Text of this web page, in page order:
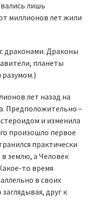
лишь
миллионов лет жили
драконами. Драконы
планеты
лет назад на
Предположительно –
и изменила
произошло первое
практически
землю, а Человек
то время
в своих
друг к